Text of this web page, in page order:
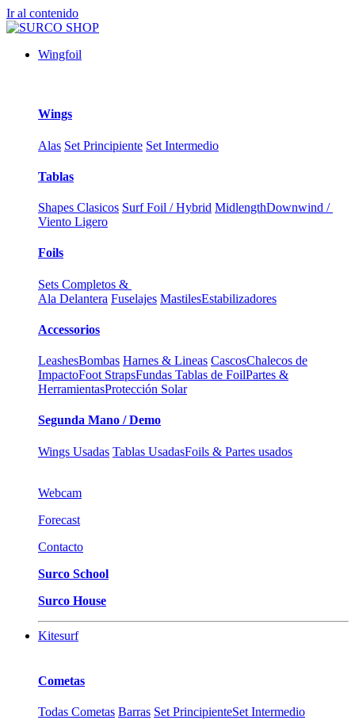
Ir al contenido
Wingfoil
Wings
Alas Set Principiente Set Intermedio
Tablas
Shapes Clasicos Surf Foil / Hybrid MidlengthDownwind /
Viento Ligero
Foils
Sets Completos &
Ala Delantera Fuselajes MastilesEstabilizadores
Accessorios
LeashesBombas Harnes & Lineas CascosChalecos de
ImpactoFoot StrapsFundas Tablas de FoilPartes &
HerramientasProtección Solar
Segunda Mano / Demo
Wings Usadas Tablas UsadasFoils & Partes usados
Webcam
Forecast
Contacto
Surco School
Surco House
Kitesurf
Cometas
Todas Cometas Barras Set PrincipienteSet Intermedio